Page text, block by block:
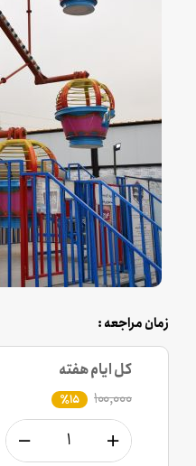
زمان مراجعه :
کل ایام هفته
۱۰۰,۰۰۰
٪15